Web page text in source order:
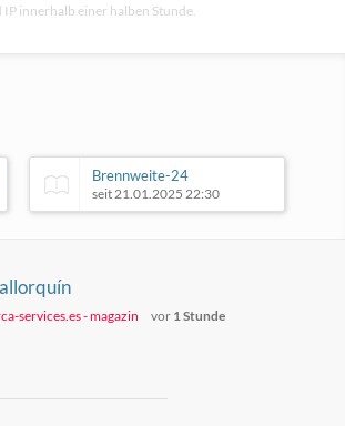
innerhalb einer halben Stunde.
Brennweite-24
seit 21.01.2025 22:30
services.es - magazin vor 1 Stunde